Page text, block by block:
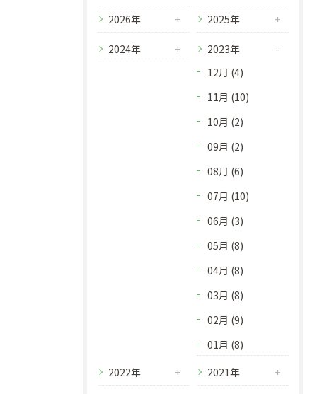
2026年 2025年
2024年
2023年
12月 (4)
11月 (10)
10月 (2)
09月 (2)
08月 (6)
07月 (10)
06月 (3)
05月 (8)
04月 (8)
03月 (8)
02月 (9)
01月 (8)
2022年
2021年